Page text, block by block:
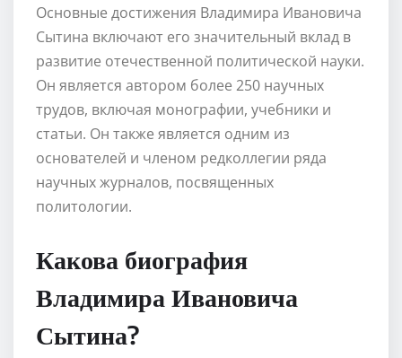
Основные достижения Владимира Ивановича
Сытина включают его значительный вклад в
развитие отечественной политической науки.
Он является автором более 250 научных
трудов, включая монографии, учебники и
статьи. Он также является одним из
основателей и членом редколлегии ряда
научных журналов, посвященных
политологии.
Какова биография
Владимира Ивановича
Сытина?